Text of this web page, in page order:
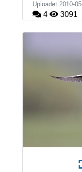
Uploadet 2010-
4 3091